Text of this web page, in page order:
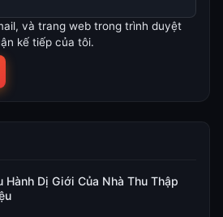
và trang web trong trình duyệt
kế tiếp của tôi.
Hành Dị Giới Của Nhà Thu Thập